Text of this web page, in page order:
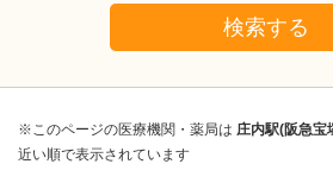
検索する
※このページの医療機関・薬局は 庄内駅(阪急宝
近い順で表示されています